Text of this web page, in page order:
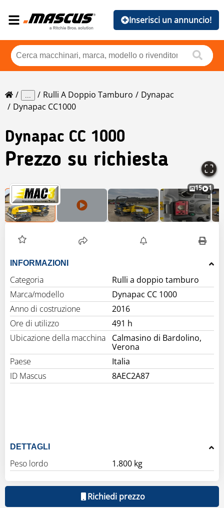
Inserisci un annuncio!
... Rulli A Doppio Tamburo
Dynapac
Dynapac CC1000
Dynapac CC 1000
Prezzo su richiesta
15 1
INFORMAZIONI
Categoria
Rulli a doppio tamburo
Marca/modello
Dynapac CC 1000
Anno di costruzione
2016
Ore di utilizzo
491 h
Ubicazione della macchina
Calmasino di Bardolino,
Verona
Paese
Italia
ID Mascus
8AEC2A87
DETTAGLI
Peso lordo 1.800 kg
Richiedi prezzo